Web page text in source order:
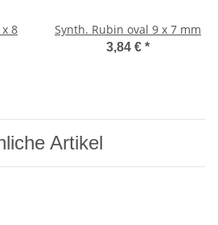
8
Synth. Rubin oval 9 x 7 mm
3,84 € *
Artikel